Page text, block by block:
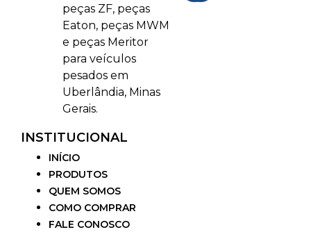
peças ZF, peças
Eaton, peças MWM
e peças Meritor
para veículos
pesados em
Uberlândia, Minas
Gerais.
INSTITUCIONAL
INÍCIO
PRODUTOS
QUEM SOMOS
COMO COMPRAR
FALE CONOSCO